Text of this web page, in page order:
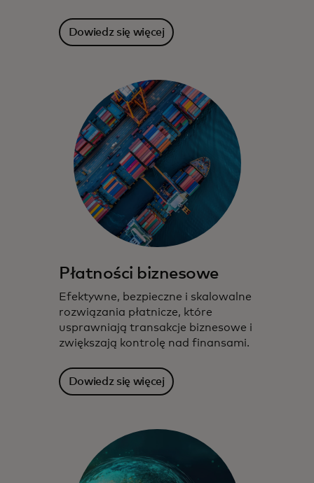
Dowiedz się więcej
Płatności biznesowe
Efektywne, bezpieczne i skalowalne
rozwiązania płatnicze, które
usprawniają transakcje biznesowe i
zwiększają kontrolę nad finansami.
Dowiedz się więcej